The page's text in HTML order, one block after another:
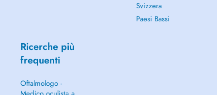
Svizzera
Paesi Bassi
Ricerche più
frequenti
Oftalmologo -